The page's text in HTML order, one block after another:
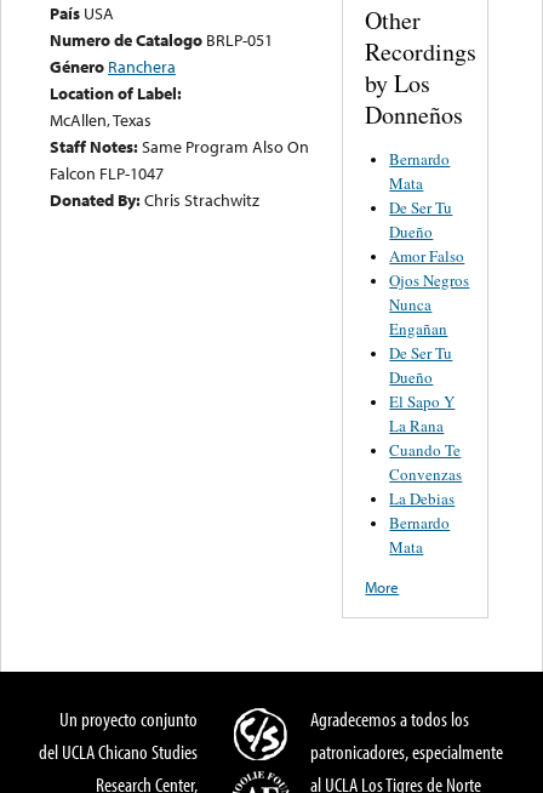
País USA
Numero de Catalogo BRLP-051
Género Ranchera
Location of Label:
McAllen, Texas
Staff Notes:Same Program Also On
Falcon FLP-1047
Donated By:Chris Strachwitz
Other
Recordings
by Los
Donneños
Bernardo
Mata
De Ser Tu
Dueño
Amor Falso
Ojos Negros
Nunca
Engañan
De Ser Tu
Dueño
El Sapo Y
La Rana
Cuando Te
Convenzas
La Debias
Bernardo
Mata
More
Un proyecto conjunto
del UCLA Chicano Studies
Research Center,
Agradecemos a todos los
patronicadores, especialmente
al UCLA Los Tigres de Norte